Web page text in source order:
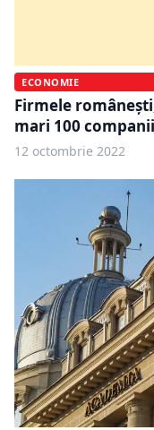
ECONOMIE
Firmele
mari 100
12 octombrie 2022